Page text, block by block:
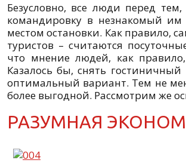
Безусловно, все люди перед
командировку в незнакомый им
местом остановки. Как правило,
туристов – считаются
что мнение людей, как
Казалось бы, снять
оптимальный вариант. Тем не
более выгодной. Рассмотрим же
РАЗУМНАЯ